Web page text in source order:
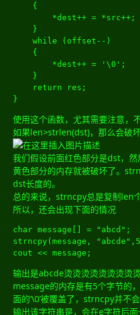
{
*dest++ = *src++;
}
while
( offset --)
{
*dest++ = '\0' ;
}
return res ;
}
使用这个函数，尤其需要注意，
如果len>strlen(dst)，那么会破
我们假设前面红色部分是dst，
黄色部分的内存就被破坏了。
dst长度的。
总的来说，strncpy总是复制len
所以，还会出现下面的情况
char message = "abcd" ;
strncpy(message , "abcde" , 5
cout << message ;
输出是abcde烫烫烫烫烫烫烫烫
message的内存是有5个字节的
面的‘\0’被覆盖了，strncpy并不
输出该字符串是，会在e字符后面